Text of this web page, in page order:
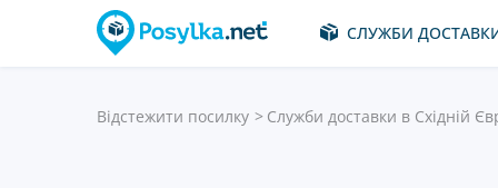
СЛУЖБИ
Відстежити посилку Служби доставки в Східній